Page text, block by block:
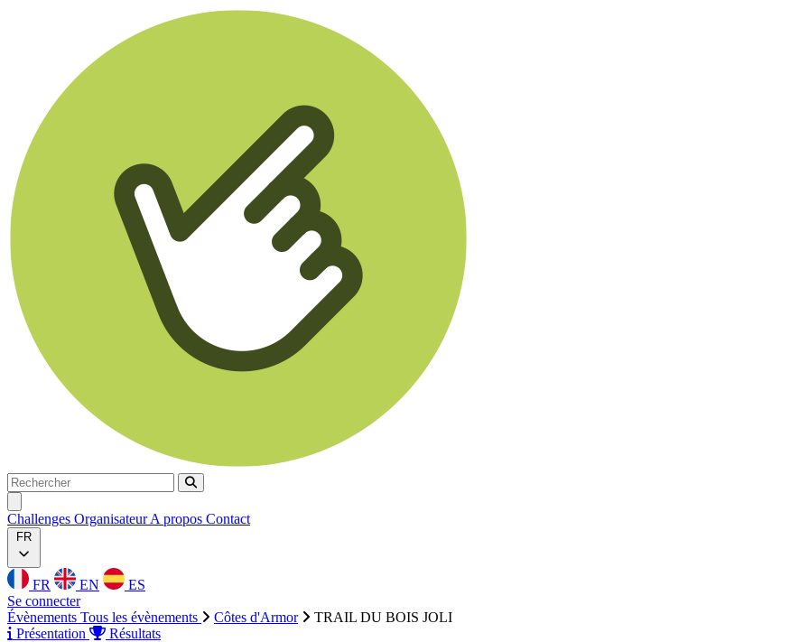
Rechercher
Rechercher
Challenges OrganisateurA propos Contact
FR
FR EN
ES
Se connecter
Évènements Tous les évènements Côtes d'Armor
TRAIL DU BOIS JOLI
Présentation
Résultats